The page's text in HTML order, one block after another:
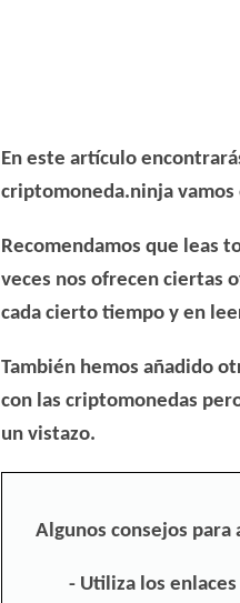
En este artículo
criptomoneda.ninja vamos
Recomendamos que leas
veces nos ofrecen ciertas
cada cierto tiempo y en
También hemos añadido
con las criptomonedas
un vistazo.
Algunos consejos
Utiliza los